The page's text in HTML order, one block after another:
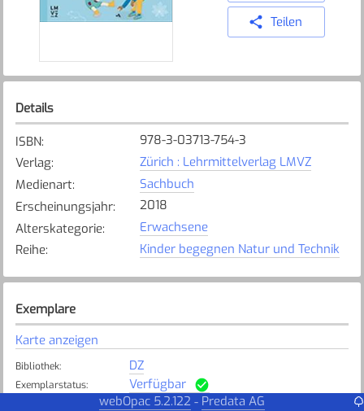
Teilen
Details
ISBN:
978-3-03713-754-3
Verlag:
Zürich : Lehrmittelverlag LMVZ
Medienart:
Sachbuch
Erscheinungsjahr:
2018
Alterskategorie:
Erwachsene
Reihe: Kinder begegnen Natur und Technik
Exemplare
Karte anzeigen
Bibliothek: DZ
Exemplarstatus: Verfügbar
webOpac 5.2.122 - Predata AG